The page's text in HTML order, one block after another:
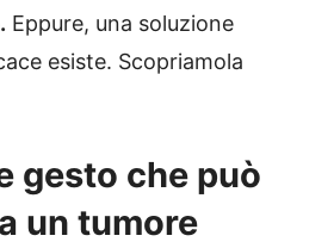
Eppure, una soluzione
esiste. Scopriamola
gesto che può
un tumore